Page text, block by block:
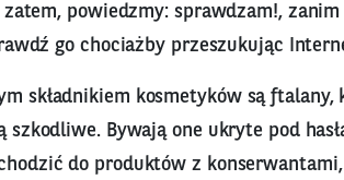
zatem, powiedzmy: sprawdzam!,
go chociażby przeszukując
składnikiem kosmetyków są
Bywają one ukryte pod
do produktów z